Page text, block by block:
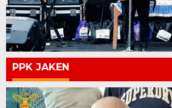
PPK JAKEN